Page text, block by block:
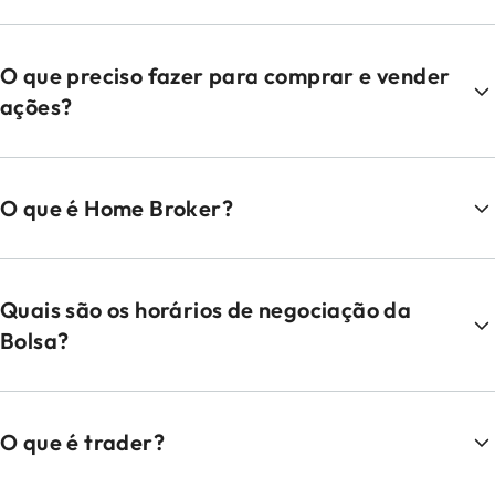
O que preciso fazer para comprar e vender
ações?
O que é Home Broker?
Quais são os horários de negociação da
Bolsa?
O que é trader?